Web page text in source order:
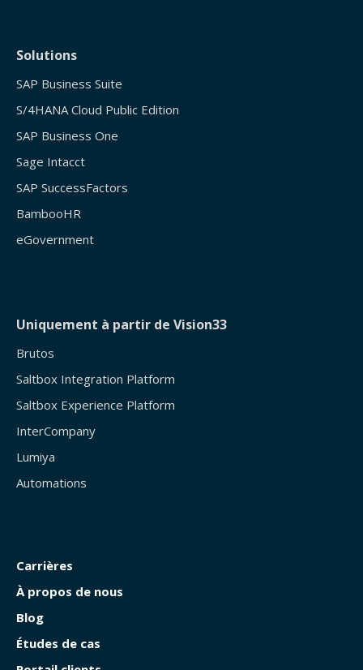
Solutions
SAP Business Suite
S/4HANA Cloud Public Edition
SAP Business One
Sage Intacct
SAP SuccessFactors
BambooHR
eGovernment
Uniquement à partir de Vision33
Brutos
Saltbox Integration Platform
Saltbox Experience Platform
InterCompany
Lumiya
Automations
Carrières
À propos de nous
Blog
Études de cas